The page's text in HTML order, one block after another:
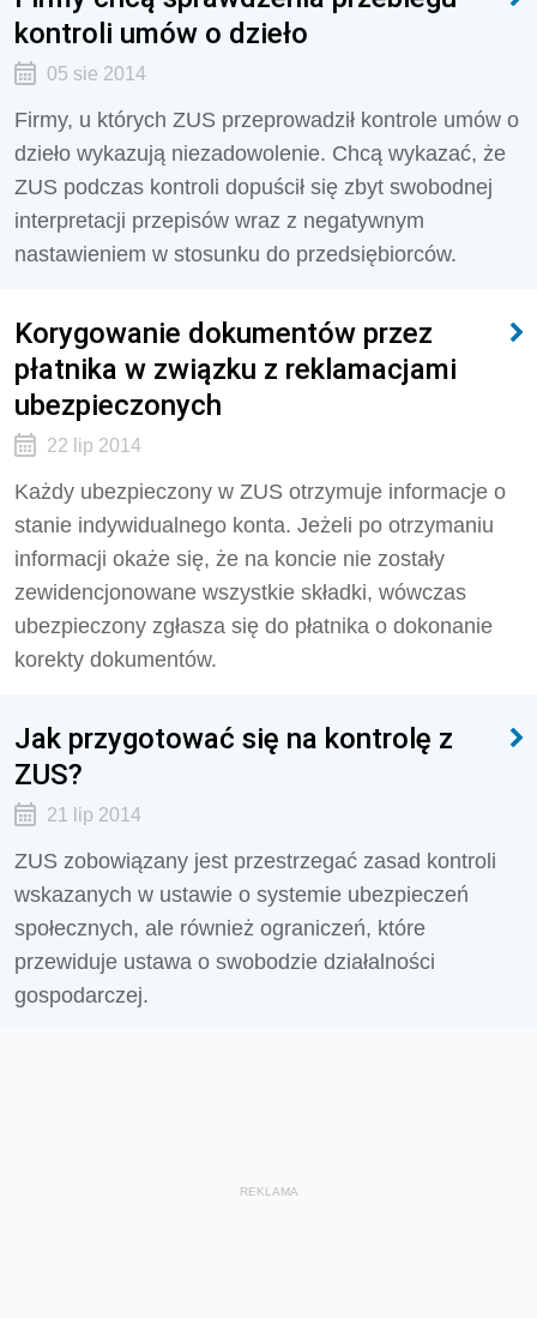
kontroli umów o dzieło
05 sie 2014
Firmy, u których ZUS przeprowadził kontrole umów o
dzieło wykazują niezadowolenie. Chcą wykazać, że
ZUS podczas kontroli dopuścił się zbyt swobodnej
interpretacji przepisów wraz z negatywnym
nastawieniem w stosunku do przedsiębiorców.
Korygowanie dokumentów przez
płatnika w związku z reklamacjami
ubezpieczonych
22 lip 2014
Każdy ubezpieczony w ZUS otrzymuje informacje o
stanie indywidualnego konta. Jeżeli po otrzymaniu
informacji okaże się, że na koncie nie zostały
zewidencjonowane wszystkie składki, wówczas
ubezpieczony zgłasza się do płatnika o dokonanie
korekty dokumentów.
Jak przygotować się na kontrolę z
ZUS?
21 lip 2014
ZUS zobowiązany jest przestrzegać zasad kontroli
wskazanych w ustawie o systemie ubezpieczeń
społecznych, ale również ograniczeń, które
przewiduje ustawa o swobodzie działalności
gospodarczej.
REKLAMA